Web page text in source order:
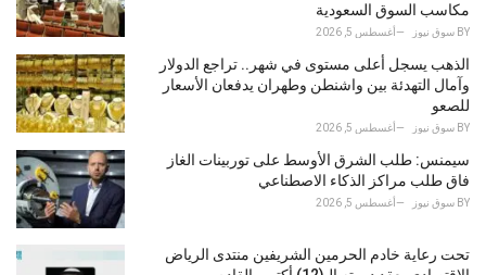
مكاسب السوق السعودية
BY سوق نيوز أغسطس 5, 2026
الذهب يسجل أعلى مستوى في شهر.. تراجع الدولار
وآمال التهدئة بين واشنطن وطهران يدفعان الأسعار
للصعو
BY سوق نيوز أغسطس 5, 2026
سيمنس: طلب الشرق الأوسط على توربينات الغاز
فاق طلب مراكز الذكاء الاصطناعي
BY سوق نيوز أغسطس 5, 2026
تحت رعاية خادم الحرمين الشريفين منتدى الرياض